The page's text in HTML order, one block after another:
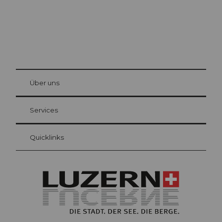
Gästekarte Luzern
Ihre Vorteile als Übernachtungsgast
at Bre
Über uns
Services
Quicklinks